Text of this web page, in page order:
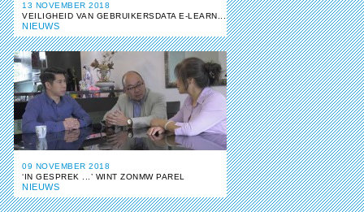
13 NOVEMBER 2018
VEILIGHEID VAN GEBRUIKERSDATA E-LEARN...
NIEUWS
09 NOVEMBER 2018
‘IN GESPREK ...’ WINT ZONMW PAREL
NIEUWS